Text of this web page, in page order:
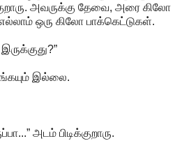
அவருக்கு தேவை, அரை கிலோ
ஒரு கிலோ பாக்கெட்டுகள்.
இல்லை.
அடம் பிடிக்குறாரு.